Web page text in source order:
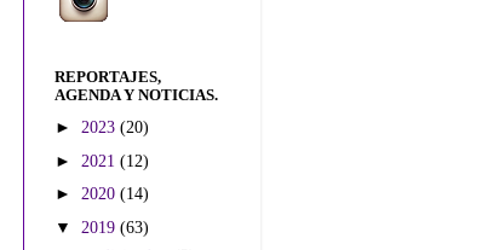
REPORTAJES,
AGENDA Y NOTICIAS.
► 2023 (20)
► 2021 (12)
► 2020 (14)
▼ 2019 (63)